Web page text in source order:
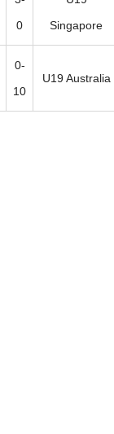
0
Singapore
0-
10
U19 Australia